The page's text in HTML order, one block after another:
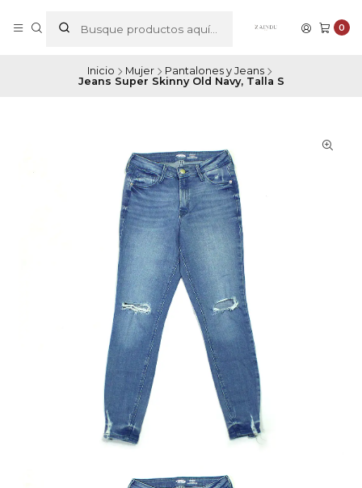
0
Inicio Mujer
Pantalones y Jeans
Jeans Super Skinny Old Navy, Talla S